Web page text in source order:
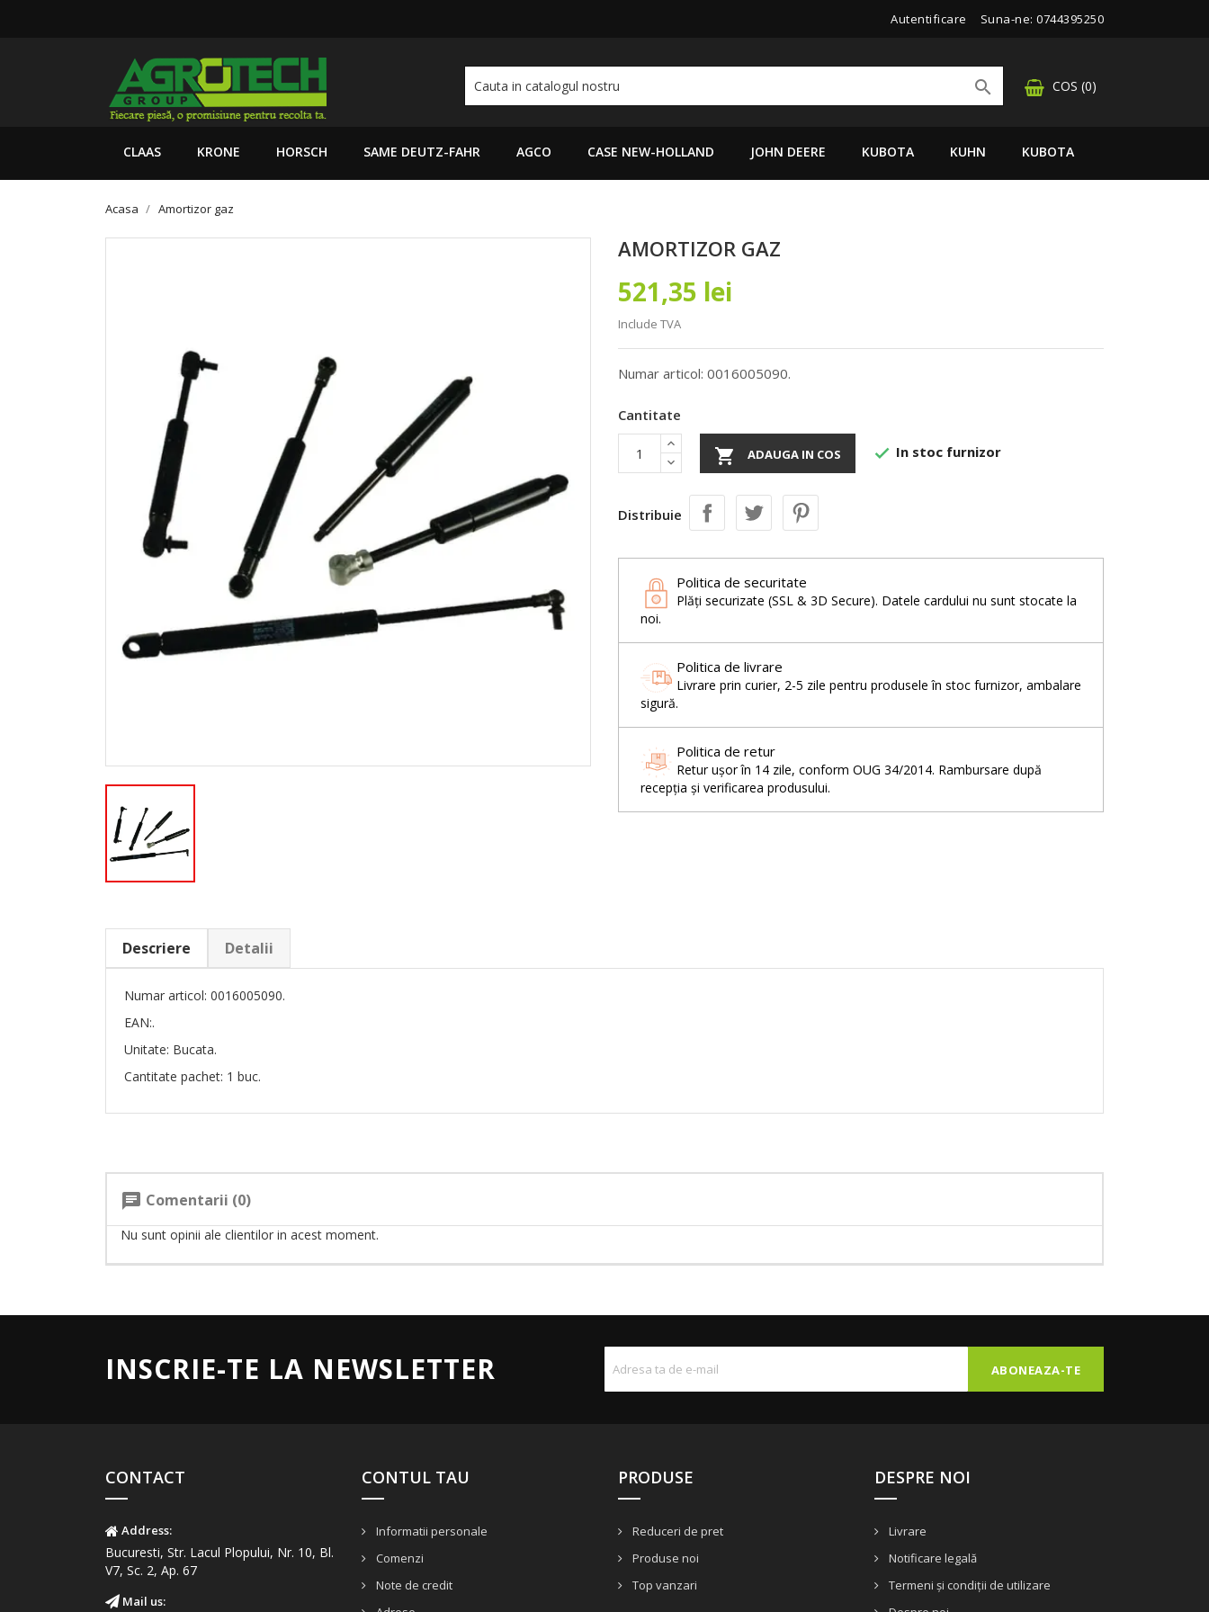
Autentificare Suna-ne: 0744395250
COS (0)

CLAAS KRONE HORSCH SAME DEUTZ-FAHR AGCO CASE NEW-HOLLAND JOHN DEERE KUBOTA KUHN KUBOTA
Acasa Amortizor gaz
AMORTIZOR GAZ
521,35 lei
Include TVA
Numar articol: 0016005090.
Cantitate
 ADAUGA IN COS  In stoc furnizor
Distribuie
Politica de securitate
Plăți securizate (SSL & 3D Secure). Datele cardului nu sunt stocate la
noi.
Politica de livrare
Livrare prin curier, 2-5 zile pentru produsele în stoc furnizor, ambalare
sigură.
Politica de retur
Retur ușor în 14 zile, conform OUG 34/2014. Rambursare după
recepția și verificarea produsului.
Descriere Detalii
Numar articol: 0016005090.
EAN:.
Unitate: Bucata.
Cantitate pachet: 1 buc.
chat Comentarii (0)
Nu sunt opinii ale clientilor in acest moment.
INSCRIE-TE LA NEWSLETTER
CONTACT
Address:
Bucuresti, Str. Lacul Plopului, Nr. 10, Bl.
V7, Sc. 2, Ap. 67
Mail us:
CONTUL TAU
Informatii personale
Comenzi
Note de credit
PRODUSE
Reduceri de pret
Produse noi
Top vanzari
DESPRE NOI
Livrare
Notificare legală
Termeni și condiții de utilizare